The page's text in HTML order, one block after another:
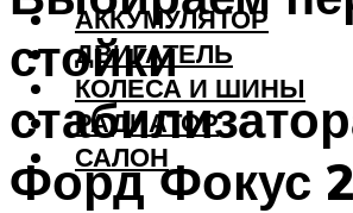
АККУМУЛЯТОР
ДВИГАТЕЛЬ
КОЛЕСА И ШИНЫ
РАДИАТОР
САЛОН
стойки
Форд Фокус 2